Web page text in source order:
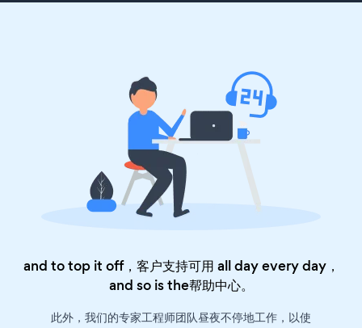
and to top it off，客户支持可用 all day every day，
and so is the帮助中心。
此外，我们的专家工程师团队昼夜不停地工作，以使